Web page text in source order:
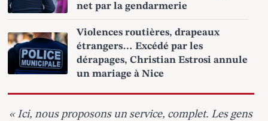
net par la gendarmerie
Violences routières, drapeaux
étrangers… Excédé par les
dérapages, Christian Estrosi annule
un mariage à Nice
« Ici, nous proposons un service, complet. Les gens